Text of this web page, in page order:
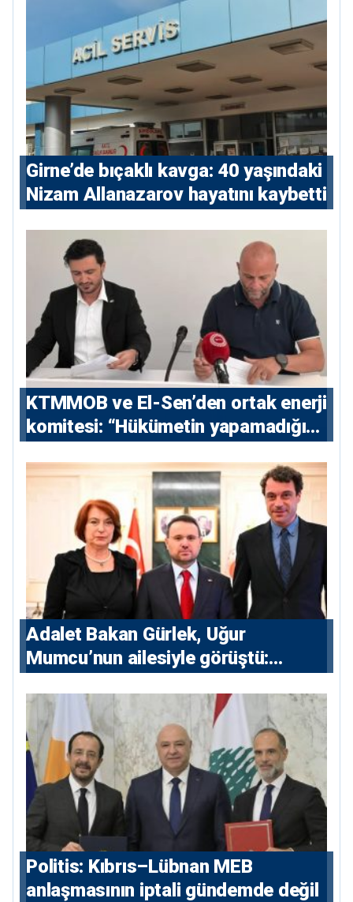
Girne’de bıçaklı kavga: 40 yaşındaki
Nizam Allanazarov hayatını kaybetti
KTMMOB ve El-Sen’den ortak enerji
komitesi: “Hükümetin yapamadığını
Adalet Bakan Gürlek, Uğur
Mumcu’nun ailesiyle görüştü:
devlet isterse her olayı ortaya
çıkarır”
Politis: Kıbrıs–Lübnan MEB
anlaşmasının iptali gündemde değil